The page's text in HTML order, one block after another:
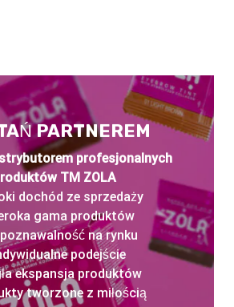
PARTNEREM
profesjonalnych
TM ZOLA
dochód ze sprzedaży
gama produktów
na rynku
podejście
ekspansja produktów
tworzone z miłością